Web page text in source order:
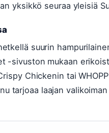
yksikkö seuraa yleisiä
suurin
-sivuston mukaan
Chickenin tai
tarjoaa laajan